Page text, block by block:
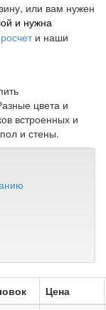
или вам нужен
и нужна
и наши
цвета и
встроенных и
и стены.
Цена